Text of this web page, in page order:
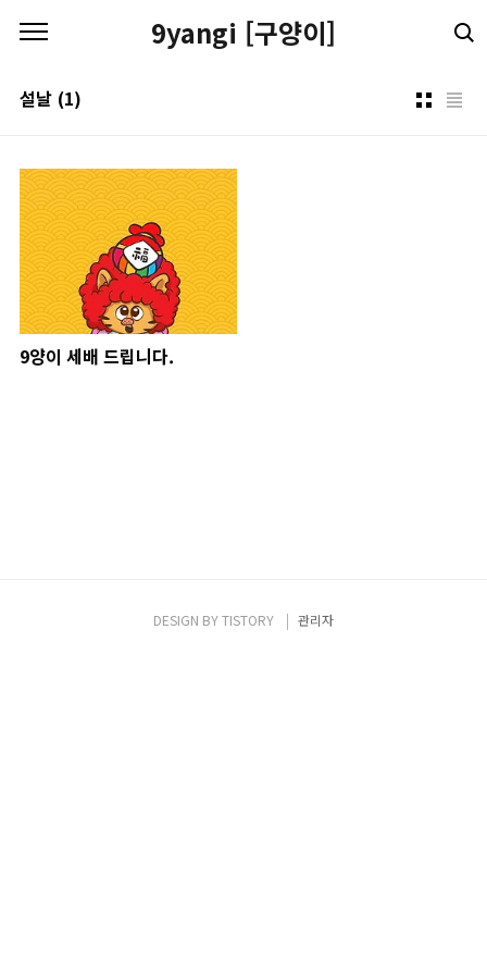
9yangi [구양이]
설날 (1)
9양이 세배 드립니다.
DESIGN BYTISTORY 관리자